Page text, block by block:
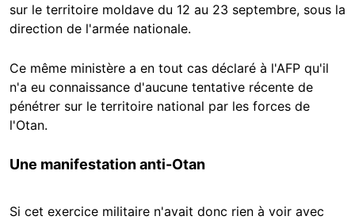
sur le territoire moldave du 12 au 23 septembre, sous la
direction de l'armée nationale.
Ce même ministère a en tout cas déclaré à l'AFP qu'il
n'a eu connaissance d'aucune tentative récente de
pénétrer sur le territoire national par les forces de
l'Otan.
Une manifestation anti-Otan
Si cet exercice militaire n'avait donc rien à voir avec